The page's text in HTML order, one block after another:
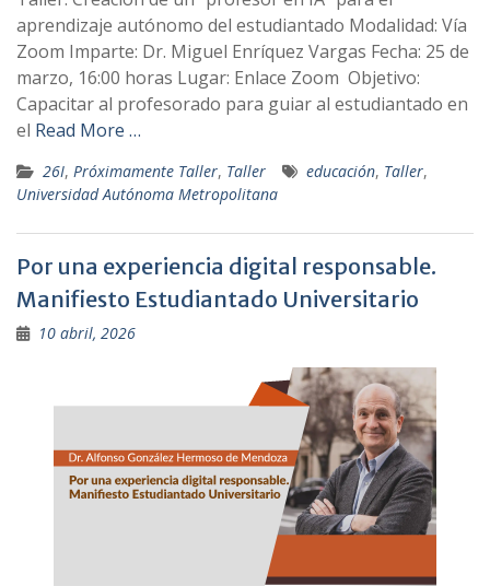
aprendizaje autónomo del estudiantado Modalidad: Vía
Zoom Imparte: Dr. Miguel Enríquez Vargas Fecha: 25 de
marzo, 16:00 horas Lugar: Enlace Zoom Objetivo:
Capacitar al profesorado para guiar al estudiantado en
el Read More …
26I, Próximamente Taller, Taller educación, Taller,
Universidad Autónoma Metropolitana
Por una experiencia digital responsable.
Manifiesto Estudiantado Universitario
10 abril, 2026